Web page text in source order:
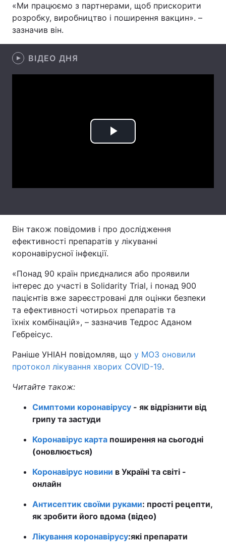
Лонгріди
Інтерв'ю
Тема оформлення
«Ми працюємо з партнерами, щоб прискорити
розробку, виробництво і поширення вакцин». –
зазначив він.
ВІДЕО ДНЯ
Play
Він також повідомив і про дослідження
ефективності препаратів у лікуванні
коронавірусної інфекції.
«Понад 90 країн приєдналися або проявили
інтерес до участі в Solidarity Trial, і понад 900
пацієнтів вже зареєстровані для оцінки безпеки
та ефективності чотирьох препаратів та
їхніх комбінацій», – зазначив Тедрос Аданом
Гебреісус.
Раніше УНІАН повідомляв, що у МОЗ оновили
протокол лікування хворих COVID-19.
Читайте також:
Симптоми коронавірусу - як відрізнити від
грипу та застуди
Коронавірус карта поширення на сьогодні
(оновлюється)
Коронавірус новини в Україні та світі -
онлайн
Антисептик своїми руками: прості рецепти,
як зробити його вдома (відео)
Лікування коронавірусу:які препарати